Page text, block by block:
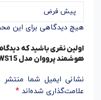
هیچ دیدگاهی برای این
اولین نفری باشید که
هوشمند پرووان مدل PWS15”
نشانی ایمیل شما
علامت‌گذاری شده‌اند *